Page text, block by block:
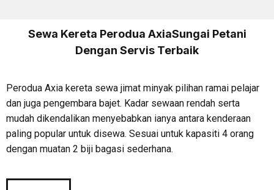
Sewa Kereta Perodua AxiaSungai Petani
Dengan Servis Terbaik
Perodua Axia kereta sewa jimat minyak pilihan ramai pelajar
dan juga pengembara bajet. Kadar sewaan rendah serta
mudah dikendalikan menyebabkan ianya antara kenderaan
paling popular untuk disewa. Sesuai untuk kapasiti 4 orang
dengan muatan 2 biji bagasi sederhana.